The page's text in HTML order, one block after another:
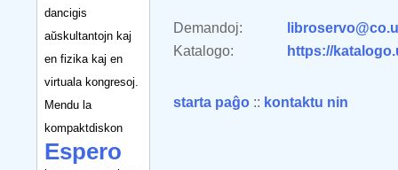
dancigis
aŭskultantojn kaj
en fizika kaj en
virtuala kongresoj.
Mendu la
kompaktdiskon
Espero
Demandoj:
Katalogo:
https://
starta paĝo :: kontaktu nin